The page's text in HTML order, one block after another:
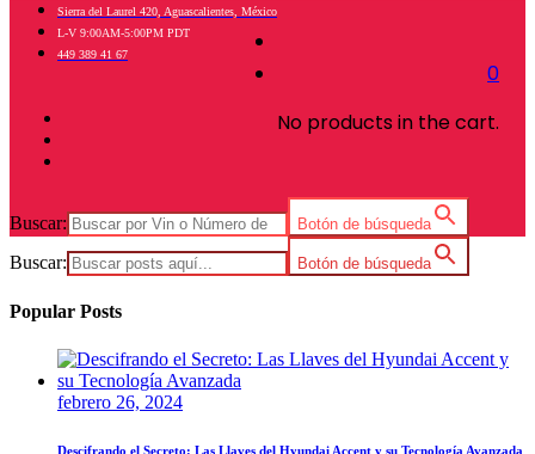
0
No products in the cart.
Sierra del Laurel 420, Aguascalientes, México
L-V 9:00AM-5:00PM PDT
449 389 41 67
Buscar: Botón de búsqueda
Buscar: Botón de búsqueda
Popular Posts
febrero 26, 2024
Descifrando el Secreto: Las Llaves del Hyundai Accent y su Tecnología Avanzada